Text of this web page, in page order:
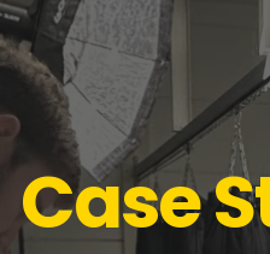
Case